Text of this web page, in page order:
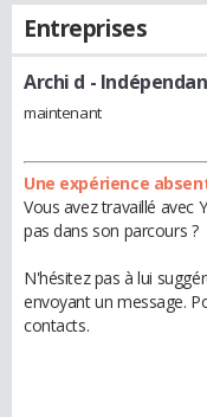
Entreprises
Archi d -
maintenant
Une expérience
Vous avez travaillé avec
pas dans son parcours ?
N'hésitez pas à lui
envoyant un message.
contacts.